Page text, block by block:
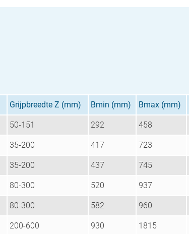
Grijpbreedte Z (mm) Bmin (mm) Bmax (mm)
50-151 292 458
35-200 417 723
35-200 437 745
80-300 520 937
80-300 582 960
200-600 930 1815